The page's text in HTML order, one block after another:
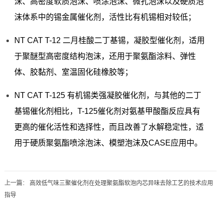
沫体系中的锡金属催化剂，活性比有机锡相对较低；
NT CAT T-12 二月桂酸二丁基锡，凝胶型催化剂，适用
于聚醚型高密度结构泡沫，还用于聚氨酯涂料、弹性
体、胶黏剂、室温固化硅橡胶等；
NT CAT T-125 有机锡类强凝胶催化剂，与其他的二丁
基锡催化剂相比，T-125催化剂对氨基甲酸酯反应具有
更高的催化活性和选择性，而且改善了水解稳定性，适
用于硬质聚氨酯喷涂泡沫、模塑泡沫及CASE应用中。
上一篇： 高效低气味三聚催化剂在处理聚氨酯软泡内芯异味去除工艺的技术应用
指导